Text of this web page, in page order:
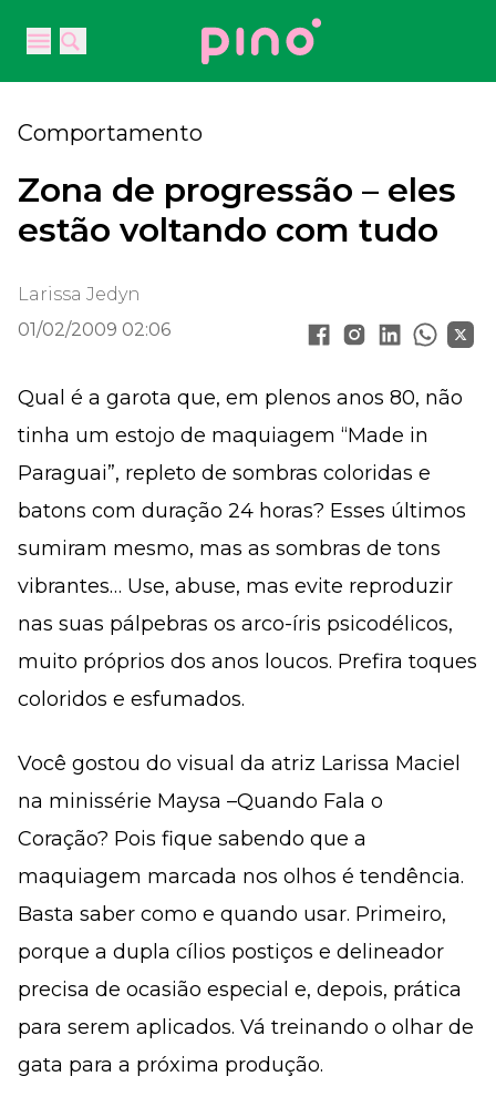
Open main menu
Open main menu
Your Company
Comportamento
Zona de progressão – eles
estão voltando com tudo
Larissa Jedyn
01/02/2009 02:06
Qual é a garota que, em plenos anos 80, não
tinha um estojo de maquiagem “Made in
Paraguai”, repleto de sombras coloridas e
batons com duração 24 horas? Esses últimos
sumiram mesmo, mas as sombras de tons
vibrantes… Use, abuse, mas evite reproduzir
nas suas pálpebras os arco-íris psicodélicos,
muito próprios dos anos loucos. Prefira toques
coloridos e esfumados.
Você gostou do visual da atriz Larissa Maciel
na minissérie Maysa –Quando Fala o
Coração? Pois fique sabendo que a
maquiagem marcada nos olhos é tendência.
Basta saber como e quando usar. Primeiro,
porque a dupla cílios postiços e delineador
precisa de ocasião especial e, depois, prática
para serem aplicados. Vá treinando o olhar de
gata para a próxima produção.